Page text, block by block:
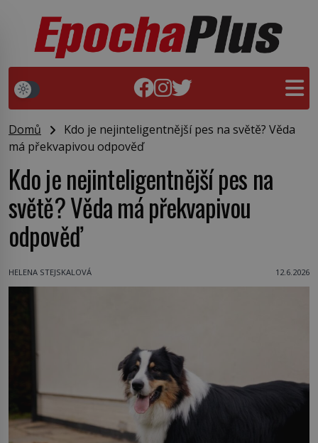
Domů
Kdo je nejinteligentnější pes na světě? Věda
má překvapivou odpověď
Kdo je nejinteligentnější pes na
světě? Věda má překvapivou
odpověď
HELENA STEJSKALOVÁ 12.6.2026